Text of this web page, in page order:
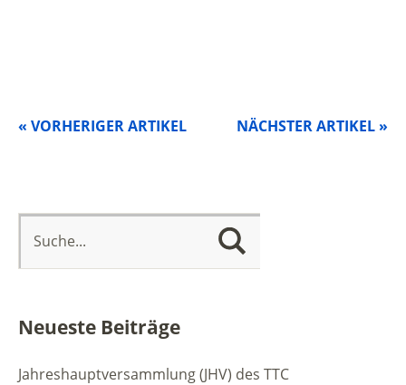
NÄCHSTER ARTIKEL »
« VORHERIGER ARTIKEL
Neueste Beiträge
Jahreshauptversammlung (JHV) des TTC